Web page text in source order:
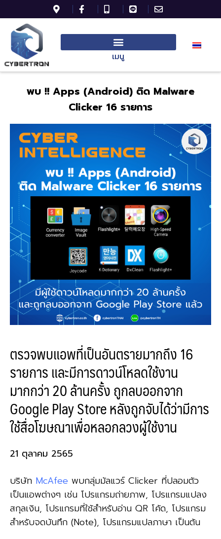
เมนู
พบ !! Apps (Android) ติด Malware
Clicker 16 รายการ
ตรวจพบแอพที่เป็นอันตรายมากถึง 16
รายการ และมีการดาวน์โหลดใช้งาน
มากกว่า 20 ล้านครั้ง ถูกลบออกจาก
Google Play Store หลังถูกจับได้ว่ามีการ
ใช้สื่อโฆษณาเพื่อหลอกลวงผู้ใช้งาน
21 ตุลาคม 2565
บริษัท McAfee พบกลุ่มมัลแวร์ Clicker ที่ปลอมตัว
เป็นแอพต่างๆ เช่น โปรแกรมถ่ายภาพ, โปรแกรมแปลง
สกุลเงิน, โปรแกรมที่ใช้สำหรับอ่าน QR โค้ด, โปรแกรม
สำหรับจดบันทึก (Note), โปรแกรมแปลภาษา เป็นต้น